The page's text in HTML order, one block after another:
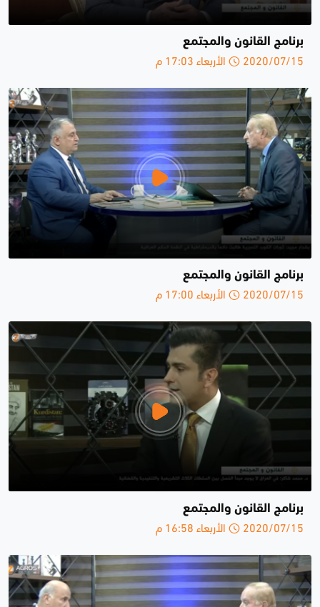
برنامج القانون والمجتمع
2020/07/15 الأربعاء 17:03 م
برنامج القانون والمجتمع
2020/07/15 الأربعاء 17:00 م
برنامج القانون والمجتمع
2020/07/15 الأربعاء 16:58 م